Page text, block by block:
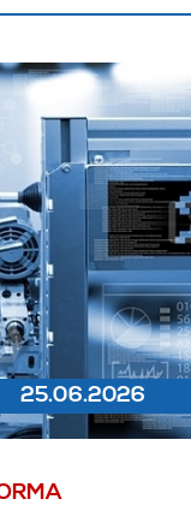
25.06.2026